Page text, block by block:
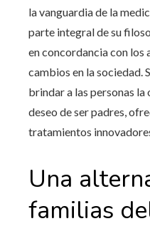
la vanguardia de la
parte integral de su
en concordancia con los
cambios en la sociedad.
brindar a las personas
deseo de ser padres,
tratamientos
Una
familias